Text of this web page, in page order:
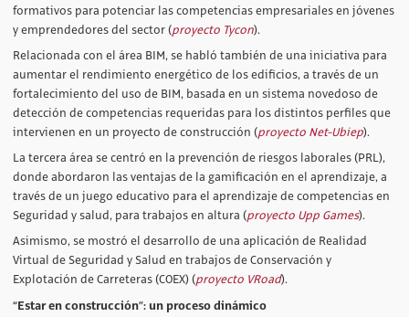
formativos para potenciar las competencias empresariales en jóvenes
y emprendedores del sector (proyecto Tycon).
Relacionada con el área BIM, se habló también de una iniciativa para
aumentar el rendimiento energético de los edificios, a través de un
fortalecimiento del uso de BIM, basada en un sistema novedoso de
detección de competencias requeridas para los distintos perfiles que
intervienen en un proyecto de construcción (proyecto Net-Ubiep).
La tercera área se centró en la prevención de riesgos laborales (PRL),
donde abordaron las ventajas de la gamificación en el aprendizaje, a
través de un juego educativo para el aprendizaje de competencias en
Seguridad y salud, para trabajos en altura (proyecto Upp Games).
Asimismo, se mostró el desarrollo de una aplicación de Realidad
Virtual de Seguridad y Salud en trabajos de Conservación y
Explotación de Carreteras (COEX) (proyecto VRoad).
“Estar en construcción”: un proceso dinámico